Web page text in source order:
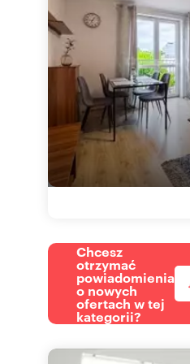
Chcesz
otrzymać
powiadomienia
o nowych
ofertach w tej
kategorii?